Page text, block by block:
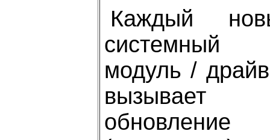
Каждый
системный
модуль /
вызывает
обновление